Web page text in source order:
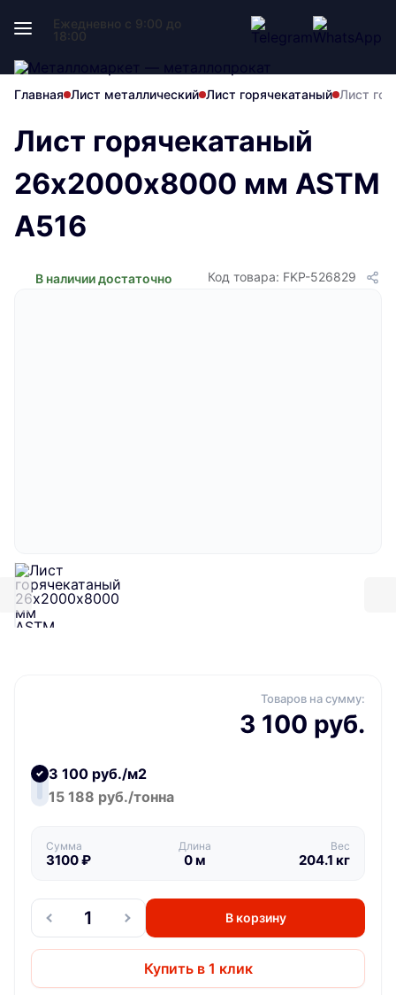
Ежедневно с 9:00 до
18:00
Главная Лист металлический Лист горячекатаный Лист
Лист горячекатаный
26х2000х8000 мм ASTM
A516
В наличии достаточно Код товара: FKP-526829
Товаров на сумму:
3 100 руб.
3 100 руб./м2
15 188 руб./тонна
Сумма
3100₽
Длина
0м
Вес
204.1 кг
В корзину
Купить в 1 клик